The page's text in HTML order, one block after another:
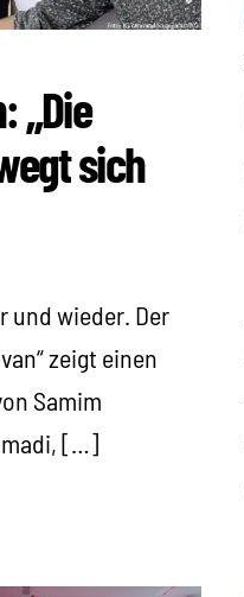
„Die
sich
und wieder. Der
zeigt einen
Samim
[…]